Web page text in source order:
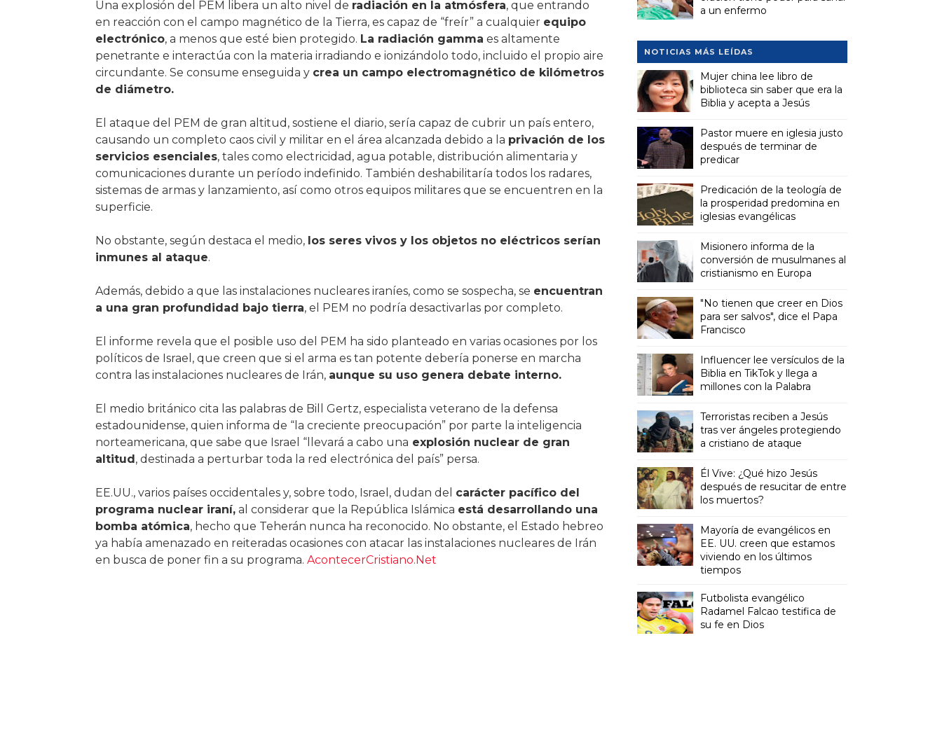
Una explosión del PEM libera un alto nivel de radiación en la atmósfera, que entrando
en reacción con el campo magnético de la Tierra, es capaz de “freír” a cualquier equipo
electrónico, a menos que esté bien protegido. La radiación gamma es altamente
penetrante e interactúa con la materia irradiando e ionizándolo todo, incluido el propio aire
circundante. Se consume enseguida y crea un campo electromagnético de kilómetros
de diámetro.
El ataque del PEM de gran altitud, sostiene el diario, sería capaz de cubrir un país entero,
causando un completo caos civil y militar en el área alcanzada debido a la privación de los
servicios esenciales, tales como electricidad, agua potable, distribución alimentaria y
comunicaciones durante un período indefinido. También deshabilitaría todos los radares,
sistemas de armas y lanzamiento, así como otros equipos militares que se encuentren en la
superficie.
No obstante, según destaca el medio, los seres vivos y los objetos no eléctricos serían
inmunes al ataque.
Además, debido a que las instalaciones nucleares iraníes, como se sospecha, se encuentran
a una gran profundidad bajo tierra, el PEM no podría desactivarlas por completo.
El informe revela que el posible uso del PEM ha sido planteado en varias ocasiones por los
políticos de Israel, que creen que si el arma es tan potente debería ponerse en marcha
contra las instalaciones nucleares de Irán, aunque su uso genera debate interno.
El medio británico cita las palabras de Bill Gertz, especialista veterano de la defensa
estadounidense, quien informa de “la creciente preocupación” por parte la inteligencia
norteamericana, que sabe que Israel “llevará a cabo una explosión nuclear de gran
altitud, destinada a perturbar toda la red electrónica del país” persa.
EE.UU., varios países occidentales y, sobre todo, Israel, dudan del carácter pacífico del
programa nuclear iraní,al considerar que la República Islámica está desarrollando una
bomba atómica, hecho que Teherán nunca ha reconocido. No obstante, el Estado hebreo
ya había amenazado en reiteradas ocasiones con atacar las instalaciones nucleares de Irán
en busca de poner fin a su programa. AcontecerCristiano.Net
a un enfermo
NOTICIAS MÁS LEÍDAS
Mujer china lee libro de
biblioteca sin saber que era la
Biblia y acepta a Jesús
Pastor muere en iglesia justo
después de terminar de
predicar
Predicación de la teología de
la prosperidad predomina en
iglesias evangélicas
Misionero informa de la
conversión de musulmanes al
cristianismo en Europa
"No tienen que creer en Dios
para ser salvos", dice el Papa
Francisco
Influencer lee versículos de la
Biblia en TikTok y llega a
millones con la Palabra
Terroristas reciben a Jesús
tras ver ángeles protegiendo
a cristiano de ataque
Él Vive: ¿Qué hizo Jesús
después de resucitar de entre
los muertos?
Mayoría de evangélicos en
EE. UU. creen que estamos
viviendo en los últimos
tiempos
Futbolista evangélico
Radamel Falcao testifica de
su fe en Dios